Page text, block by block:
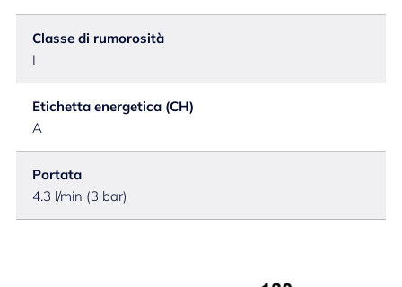
Classe di rumorosità
I
Etichetta energetica (CH)
A
Portata
4.3 l/min (3 bar)